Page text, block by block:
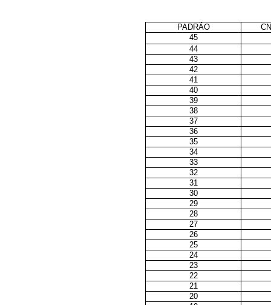
PADRÃO
45
44
43
42
41
40
39
38
37
36
35
34
33
32
31
30
29
28
27
26
25
24
23
22
21
20